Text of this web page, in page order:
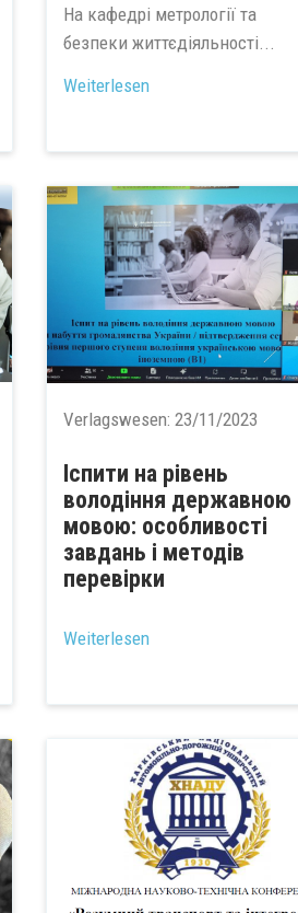
На кафедрі метрології та
безпеки життєдіяльності...
Weiterlesen
Verlagswesen:23/11/2023
Іспити на рівень
володіння державною
мовою: особливості
завдань і методів
перевірки
Weiterlesen